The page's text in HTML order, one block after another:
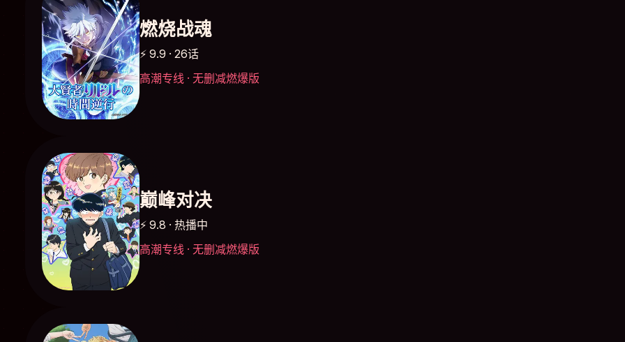
燃烧战魂
⚡ 9.9 · 26话
高潮专线 · 无删减燃爆版
巅峰对决
⚡ 9.8 · 热播中
高潮专线 · 无删减燃爆版